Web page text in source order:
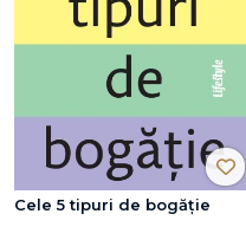
Cele 5 tipuri de bogăție